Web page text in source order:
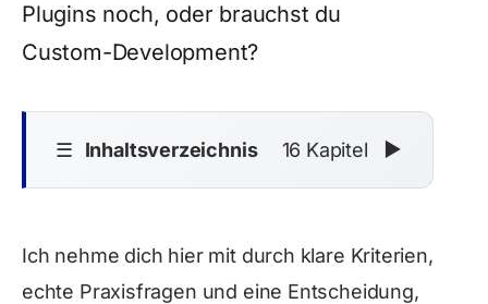
Plugins noch, oder brauchst du
Custom-Development?
☰ Inhaltsverzeichnis 16 Kapitel ▼
Ich nehme dich hier mit durch klare Kriterien,
echte Praxisfragen und eine Entscheidung,